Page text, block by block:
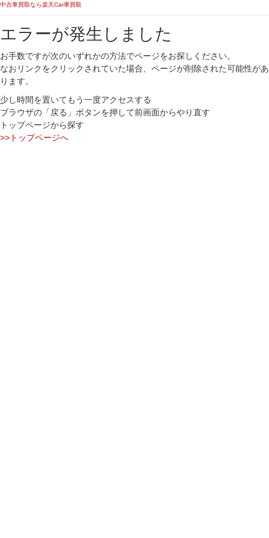
中古車買取なら楽天Car車買取
エラーが発生しました
お手数ですが次のいずれかの方法でページをお探しください。
なおリンクをクリックされていた場合、ページが削除された可能性があ
ります。
少し時間を置いてもう一度アクセスする
ブラウザの「戻る」ボタンを押して前画面からやり直す
トップページから探す
>>トップページへ